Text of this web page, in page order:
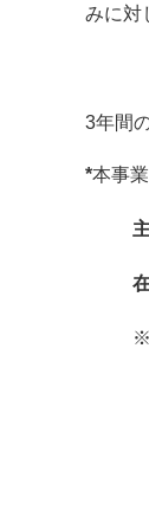
みに対
3年間
*本事
※